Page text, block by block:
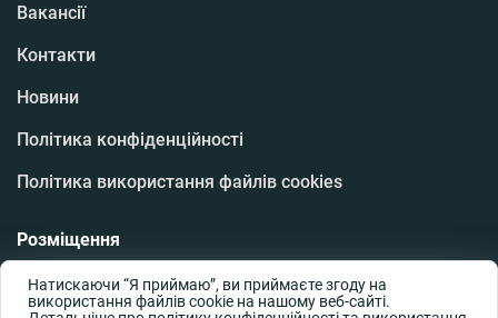
Вакансії
Контакти
Новини
Політика конфіденційності
Політика використання файлів cookies
Розміщення
Оренда юніту
Натискаючи “Я приймаю”, ви приймаєте згоду на
використання файлів cookie на нашому веб-сайті.